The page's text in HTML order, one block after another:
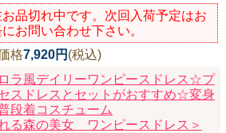
品切れ中です。次回入荷予定はお
お問い合わせ下さい。
格7,920円 (税込)
ラ風デイリーワンピースドレス☆プ
スドレスとセットがおすすめ☆変身
段着コスチューム
る森の美女 ワンピースドレス＞